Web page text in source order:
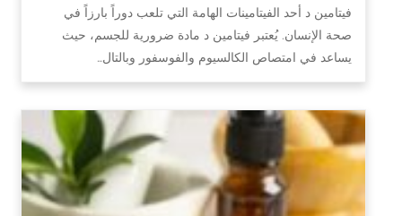
فيتامين د أحد الفيتامينات الهامة التي تلعب دوراً بارزاً في
صحة الإنسان. يُعتبر فيتامين د مادة ضرورية للجسم، حيث
يساعد في امتصاص الكالسيوم والفوسفور وبالتال…